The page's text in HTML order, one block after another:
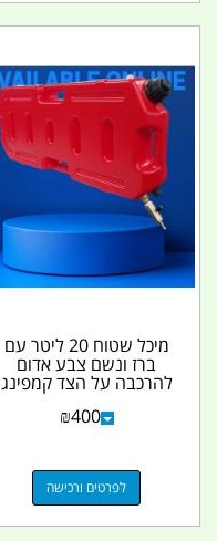
מיכל שטוח 20 ליטר עם
ברז ונשם צבע אדום
להרכבה על הצד קמפינג
₪400
לפרטים ורכישה